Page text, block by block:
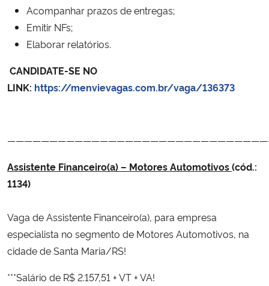
Acompanhar prazos de entregas;
Emitir NFs;
Elaborar relatórios.
CANDIDATE-SE NO
LINK: https://menvievagas.com.br/vaga/136373
Assistente Financeiro(a) – Motores Automotivos(cód.:
1134)
Vaga de Assistente Financeiro(a), para empresa
especialista no segmento de Motores Automotivos, na
cidade de Santa Maria/RS!
***Salário de R$ 2.157,51 + VT + VA!